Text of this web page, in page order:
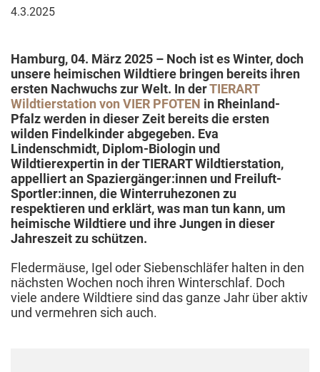
4.
4.3.2025
Hamburg, 04. März 2025 – Noch ist es Winter, doch
unsere heimischen Wildtiere bringen bereits ihren
ersten Nachwuchs zur Welt. In derTIERART
Wildtierstation von VIER PFOTEN in Rheinland-
Pfalz werden in dieser Zeit bereits die ersten
wilden Findelkinder abgegeben. Eva
Lindenschmidt, Diplom-Biologin und
Wildtierexpertin in der TIERART Wildtierstation,
appelliert an Spaziergänger:innen und Freiluft-
Sportler:innen, die Winterruhezonen zu
respektieren und erklärt, was man tun kann, um
heimische Wildtiere und ihre Jungen in dieser
Jahreszeit zu schützen.
Fledermäuse, Igel oder Siebenschläfer halten in den
nächsten Wochen noch ihren Winterschlaf. Doch
viele andere Wildtiere sind das ganze Jahr über aktiv
und vermehren sich auch.